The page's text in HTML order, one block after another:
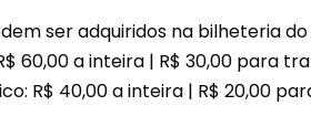
ser adquiridos na bilheteria
60,00 a inteira | R$ 30,00 para
R$ 40,00 a inteira | R$ 20,00